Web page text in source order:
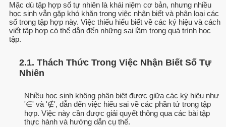
Mặc dù tập hợp số tự nhiên là khái niệm cơ bản, nhưng nhiều
học sinh vẫn gặp khó khăn trong việc nhận biết và phân loại các
số trong tập hợp này. Việc thiếu hiểu biết về các ký hiệu và cách
viết tập hợp có thể dẫn đến những sai lầm trong quá trình học
tập.
2.1. Thách Thức Trong Việc Nhận Biết Số Tự
Nhiên
Nhiều học sinh không phân biệt được giữa các ký hiệu như
'∈' và '∉', dẫn đến việc hiểu sai về các phần tử trong tập
hợp. Việc này cần được giải quyết thông qua các bài tập
thực hành và hướng dẫn cụ thể.